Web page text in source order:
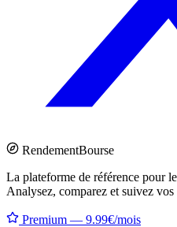
RendementBourse
La plateforme de référence pour
Analysez, comparez et suivez
Premium — 9.99€/mois